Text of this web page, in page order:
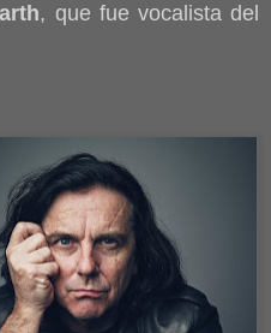
, que fue vocalista del